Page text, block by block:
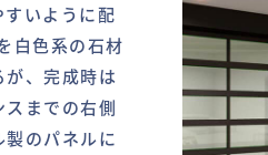
いように配
白色系の石材
、完成時は
までの右側
のパネルに